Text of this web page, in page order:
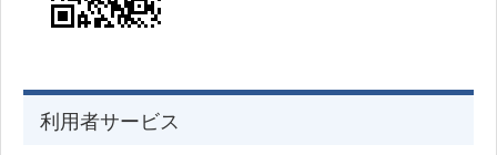
利用者サービス